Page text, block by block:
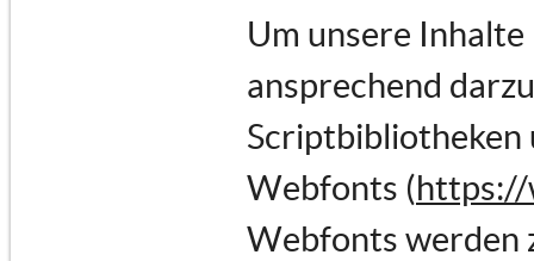
Um unsere
ansprechend
Scriptbibliotheken
Webfonts (https://
Webfonts werden